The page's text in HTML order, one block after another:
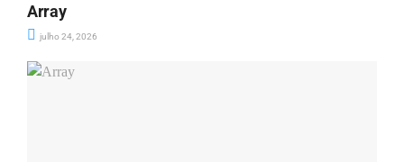
Array
julho 24, 2026